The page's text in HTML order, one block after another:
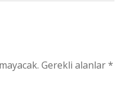
Gerekli alanlar*